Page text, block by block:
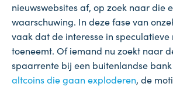
nieuwswebsites af, op zoek naar die
waarschuwing. In deze fase van
vaak dat de interesse in speculatieve
toeneemt. Of iemand nu zoekt naar
spaarrente bij een buitenlandse
altcoins die gaan exploderen, de